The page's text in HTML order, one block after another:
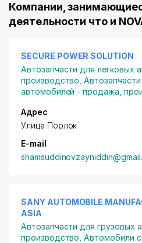
Компании,
деятельности что и
SECURE POWER SOLUTION
Автозапчасти для легковых
производство ,
автомобилей - продажа,
Адрес
Улица Порлок
E-mail
SANY AUTOMOBILE
ASIA
Автозапчасти для грузовых
производство ,Автомобили